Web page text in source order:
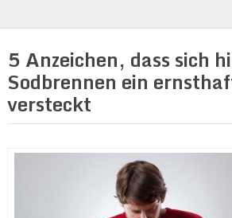
5 Anzeichen, dass sich
Sodbrennen ein
versteckt